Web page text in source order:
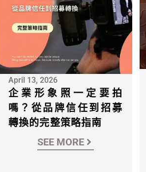
April 13, 2026
企業形象照一定要拍
嗎？從品牌信任到招募
轉換的完整策略指南
SEE MORE